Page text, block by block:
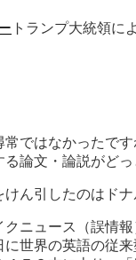
トランプ大統領に
常ではなかったで
論文・論説がど
ん引したのはド
ニュース（誤情
に世界の英語の従